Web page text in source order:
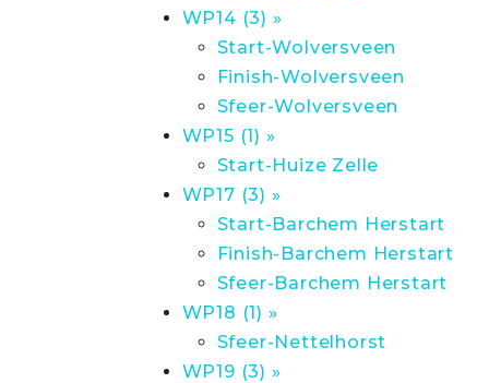
WP14 (3) »
Start-Wolversveen
Finish-Wolversveen
Sfeer-Wolversveen
WP15 (1) »
Start-Huize Zelle
WP17 (3) »
Start-Barchem Herstart
Finish-Barchem Herstart
Sfeer-Barchem Herstart
WP18 (1) »
Sfeer-Nettelhorst
WP19 (3) »